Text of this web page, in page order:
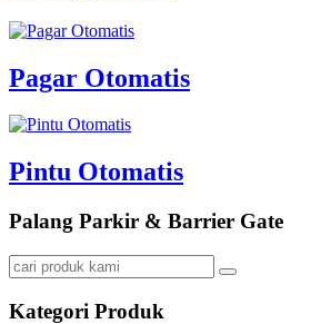
Pagar Otomatis
Pintu Otomatis
Palang Parkir & Barrier Gate
Kategori Produk